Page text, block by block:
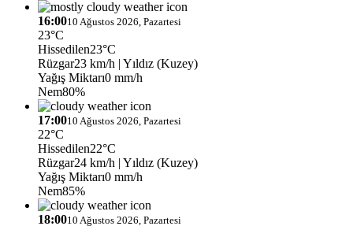
16:0010 Ağustos 2026, Pazartesi
23°C
Hissedilen23°C
Rüzgar23 km/h | Yıldız (Kuzey)
Yağış Miktarı0 mm/h
Nem80%
17:0010 Ağustos 2026, Pazartesi
22°C
Hissedilen22°C
Rüzgar24 km/h | Yıldız (Kuzey)
Yağış Miktarı0 mm/h
Nem85%
18:0010 Ağustos 2026, Pazartesi